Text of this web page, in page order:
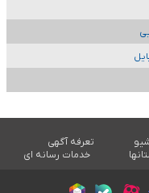
تعرفه آگهی
خدمات رسانه ای